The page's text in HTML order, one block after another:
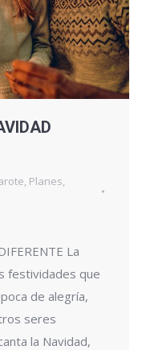
, Planes,
La
festividades que
de alegría,
seres
la Navidad,